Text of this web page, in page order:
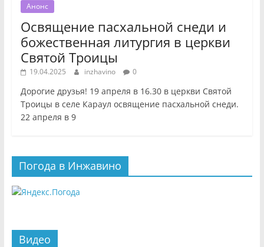
Анонс
Освящение пасхальной снеди и
божественная литургия в церкви
Святой Троицы
19.04.2025 inzhavino 0
Дорогие друзья! 19 апреля в 16.30 в церкви Святой
Троицы в селе Караул освящение пасхальной снеди.
22 апреля в 9
Погода в Инжавино
Видео